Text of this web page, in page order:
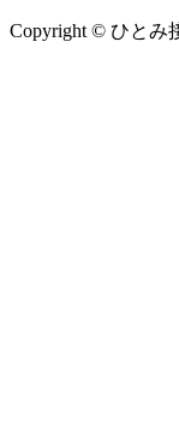
Copyright © ひとみ